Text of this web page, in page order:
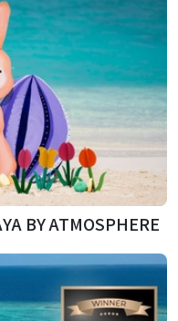
BY ATMOSPHERE